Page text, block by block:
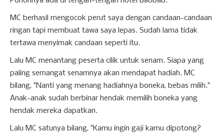
MC berhasil mengocok perut saya dengan candaan-candaan
ringan tapi membuat tawa saya lepas. Sudah lama tidak
tertawa menyimak candaan seperti itu.
Lalu MC menantang peserta cilik untuk senam. Siapa yang
paling semangat senamnya akan mendapat hadiah. MC
bilang, "Nanti yang menang hadiahnya boneka, bebas milih."
Anak-anak sudah berbinar hendak memilih boneka yang
hendak mereka dapatkan.
Lalu MC satunya bilang, "Kamu ingin gaji kamu dipotong?